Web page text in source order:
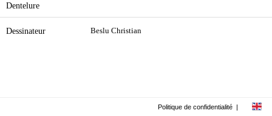
Dentelure
Dessinateur Beslu Christian
Politique de confidentialité |